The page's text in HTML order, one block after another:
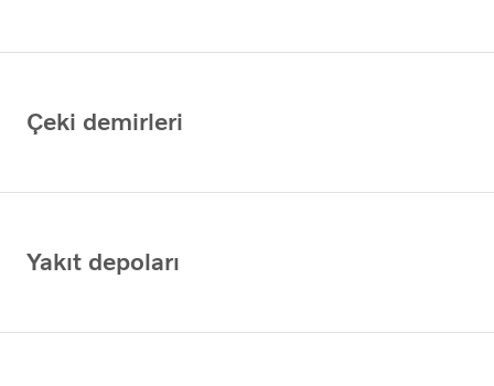
Çeki demirleri
Yakıt depoları